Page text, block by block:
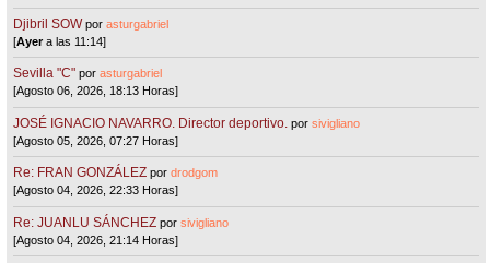
Djibril SOW porasturgabriel
[Ayera las 11:14]
Sevilla "C"porasturgabriel
[Agosto 06, 2026, 18:13 Horas]
JOSÉ IGNACIO NAVARRO. Director deportivo. porsivigliano
[Agosto 05, 2026, 07:27 Horas]
Re: FRAN GONZÁLEZ pordrodgom
[Agosto 04, 2026, 22:33 Horas]
Re: JUANLU SÁNCHEZ porsivigliano
[Agosto 04, 2026, 21:14 Horas]